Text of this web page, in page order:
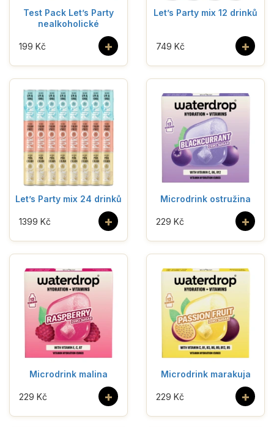
Test Pack Let’s Party
nealkoholické
+
199 Kč
Let’s Party mix 12 drinků
+
749 Kč
Let’s Party mix 24 drinků
+
1399 Kč
Microdrink ostružina
+
229 Kč
Microdrink malina
+
229 Kč
Microdrink marakuja
+
229 Kč